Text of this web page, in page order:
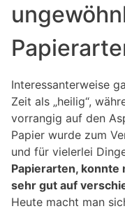
Interessanterweise
Zeit als „heilig“,
vorrangig auf den
Papier wurde zum
und für vielerlei
Papierarten, konnte
sehr gut auf
Heute macht man